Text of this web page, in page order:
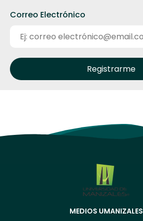
Correo Electrónico
MEDIOS UMANIZALES